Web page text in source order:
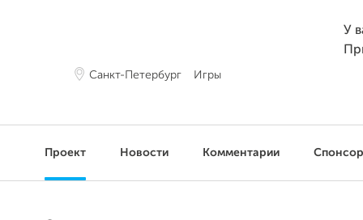
Санкт-Петербург Игры
У
Проект Новости Комментарии